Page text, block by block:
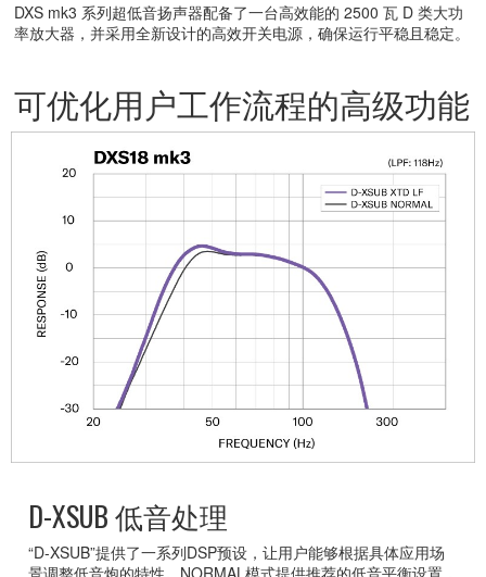
DXS mk3 系列超低音扬声器配备了一台高效能的 2500 瓦 D 类大功
率放大器，并采用全新设计的高效开关电源，确保运行平稳且稳定。
可优化用户工作流程的高级功能
D-XSUB 低音处理
“D-XSUB”提供了一系列DSP预设，让用户能够根据具体应用场
景调整低音炮的特性。NORMAL模式提供推荐的低音平衡设置，